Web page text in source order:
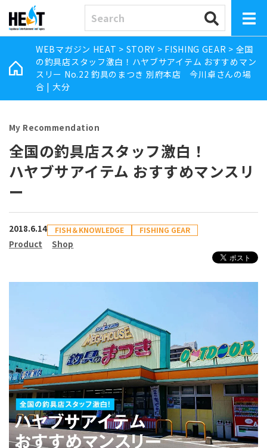
WEBマガジン HEAT > STORY > FISHING GEAR > 全国
の釣具店スタッフ激白！ハヤブサアイテム おすすめマン
スリー No.22 釣具のまつき 別府本店 今川卓さんの場
合 | 大分
My Recommendation
全国の釣具店スタッフ激白！
ハヤブサアイテム おすすめマンスリ
ー
2018.6.14 FISH＆KNOWLEDGE FISHING GEAR
Product Shop